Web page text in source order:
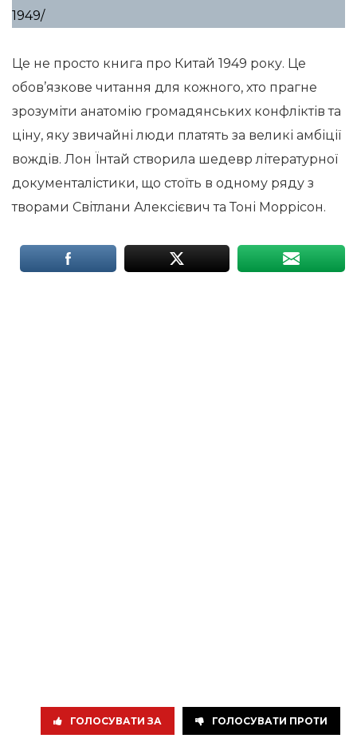
1949/
Це не просто книга про Китай 1949 року. Це
обов’язкове читання для кожного, хто прагне
зрозуміти анатомію громадянських конфліктів та
ціну, яку звичайні люди платять за великі амбіції
вождів. Лон Їнтай створила шедевр літературної
документалістики, що стоїть в одному ряду з
творами Світлани Алексієвич та Тоні Моррісон.
ГОЛОСУВАТИ ЗА ГОЛОСУВАТИ ПРОТИ